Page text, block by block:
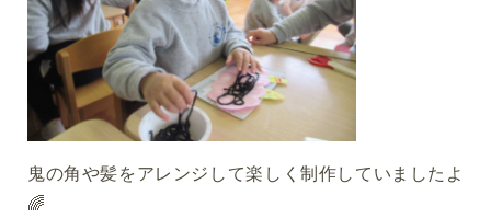
鬼の角や髪をアレンジして楽しく制作していましたよ
🌈